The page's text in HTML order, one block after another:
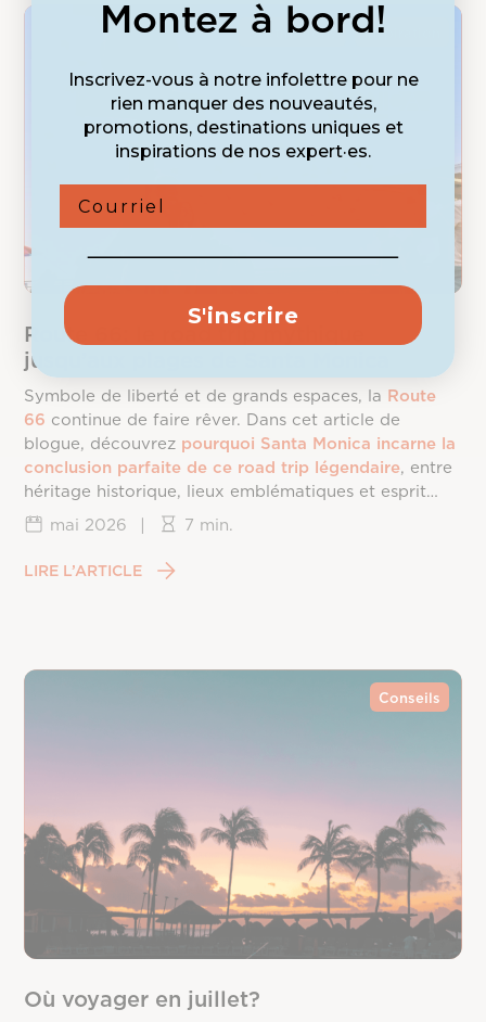
Destinations Inspiration
Route 66: le road trip mythique
jusqu’aux plages de Santa Monica
Symbole de liberté et de grands espaces, la Route
66 continue de faire rêver. Dans cet article de
blogue, découvrez pourquoi Santa Monica incarne la
conclusion parfaite de ce road trip légendaire, entre
héritage historique, lieux emblématiques et esprit
californien.
mai 2026 | 7 min.
LIRE L’ARTICLE
Conseils
Où voyager en juillet?
Montez à bord!
Inscrivez-vous à notre infolettre pour ne
rien manquer des nouveautés,
promotions, destinations uniques et
inspirations de nos expert·es.
Courriel
S'inscrire